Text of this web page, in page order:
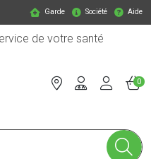
Garde Société Aide
de votre santé
ligne à votre service
0